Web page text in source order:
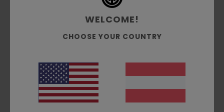
Kragen/Ausschnitt:Hemdkragen
kurzärmlig
Gewebtes Flaggenlabel in der Seitennaht
Weitere Merkmale:
Knopf
Gerader Saum
WELCOME!
CHOOSE YOUR COUNTRY